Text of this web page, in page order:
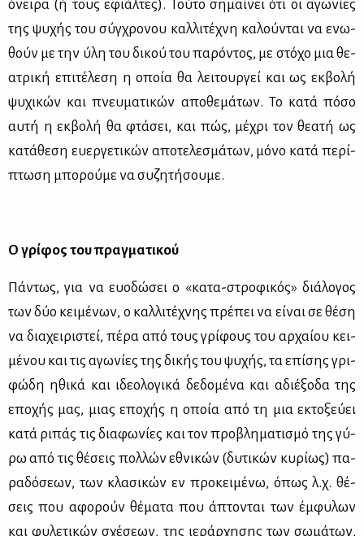
όνει­ρα (ή τους εφιάλ­τες). Τού­το ση­μαί­νει ότι οι αγω­νί­ες
της ψυ­χής του σύγ­χρο­νου καλ­λι­τέ­χνη κα­λού­νται να ενω­
θούν με την ύλη του δι­κού του πα­ρό­ντος, με στό­χο μια θε­
α­τρι­κή επι­τέ­λε­ση η οποία θα λει­τουρ­γεί και ως εκ­βο­λή
ψυ­χι­κών και πνευ­μα­τι­κών απο­θε­μά­των. Το κα­τά πό­σο
αυ­τή η εκ­βο­λή θα φτά­σει, και πώς, μέ­χρι τον θε­α­τή ως
κα­τά­θε­ση ευ­ερ­γε­τι­κών απο­τε­λε­σμά­των, μό­νο κα­τά πε­ρί­
πτω­ση μπο­ρού­με να συ­ζη­τή­σου­με.
Ο γρί­φος του πραγ­μα­τι­κού
Πά­ντως, για να ευο­δώ­σει ο «κα­τα-στρο­φι­κός» διά­λο­γος
των δύο κει­μέ­νων, ο καλ­λι­τέ­χνης πρέ­πει να εί­ναι σε θέ­ση
να δια­χει­ρι­στεί, πέ­ρα από τους γρί­φους του αρ­χαί­ου κει­
μέ­νου και τις αγω­νί­ες της δι­κής του ψυ­χής, τα επί­σης γρι­
φώ­δη ηθι­κά και ιδε­ο­λο­γι­κά δε­δο­μέ­να και αδιέ­ξο­δα της
επο­χής μας, μιας επο­χής η οποία από τη μια εκτο­ξεύ­ει
κα­τά ρι­πάς τις δια­φω­νί­ες και τον προ­βλη­μα­τι­σμό της γύ­
ρω από τις θέ­σεις πολ­λών εθνι­κών (δυ­τι­κών κυ­ρί­ως) πα­
ρα­δό­σε­ων, των κλα­σι­κών εν προ­κει­μέ­νω, όπως λ.χ. θέ­
σεις που αφο­ρούν θέ­μα­τα που άπτο­νται των έμ­φυ­λων
και φυ­λε­τι­κών σχέ­σε­ων, της ιε­ράρ­χη­σης των σω­μά­των,